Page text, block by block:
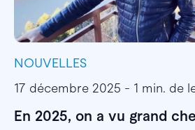
NOUVELLES
17 décembre 2025 - 1 min. de
En 2025, on a vu grand